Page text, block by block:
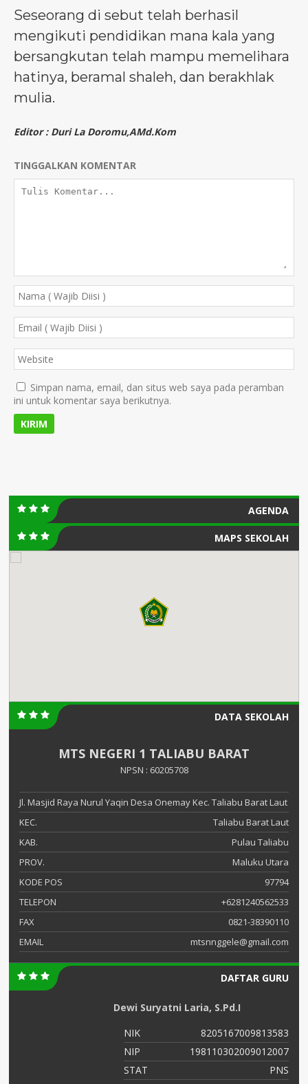
Seseorang di sebut telah berhasil
mengikuti pendidikan mana kala yang
bersangkutan telah mampu memelihara
hatinya, beramal shaleh, dan berakhlak
mulia.
Editor : Duri La Doromu,AMd.Kom
TINGGALKAN KOMENTAR
Simpan nama, email, dan situs web saya pada peramban
ini untuk komentar saya berikutnya.
AGENDA
MAPS SEKOLAH
DATA SEKOLAH
MTS NEGERI 1 TALIABU BARAT
NPSN : 60205708
Jl. Masjid Raya Nurul Yaqin Desa Onemay Kec. Taliabu Barat Laut
KEC.
Taliabu Barat Laut
KAB.
Pulau Taliabu
PROV.
Maluku Utara
KODE POS
97794
TELEPON
+6281240562533
FAX
0821-38390110
EMAIL
mtsnnggele@gmail.com
DAFTAR GURU
Dewi Suryatni Laria, S.Pd.I
NIK
8205167009813583
NIP
198110302009012007
STAT
PNS